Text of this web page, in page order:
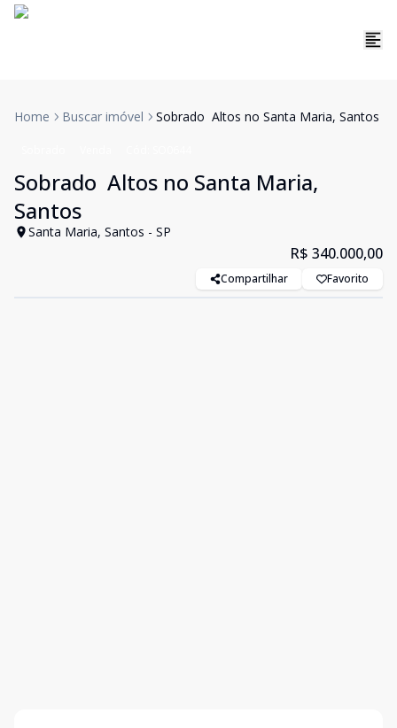
Home Buscar imóvel Sobrado  Altos no Santa Maria, Santos
Sobrado  Altos no Santa Maria,
Santos
Santa Maria, Santos - SP
R$ 340.000,00
Compartilhar Favorito